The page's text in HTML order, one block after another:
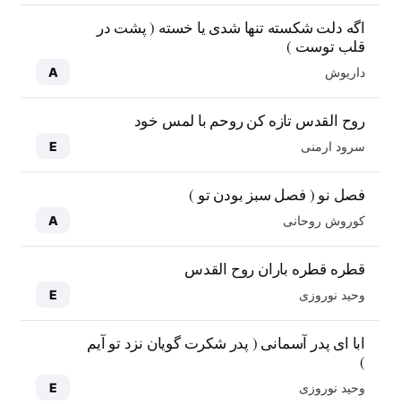
اگه دلت شکسته تنها شدی یا خسته ( پشت در
قلب توست )
داریوش A
روح القدس تازه کن روحم با لمس خود
سرود ارمنی E
فصل نو ( فصل سبز بودن تو )
کوروش روحانی A
قطره قطره باران روح القدس
وحید نوروزی E
ابا ای پدر آسمانی ( پدر شکرت گویان نزد تو آیم
)
وحید نوروزی E